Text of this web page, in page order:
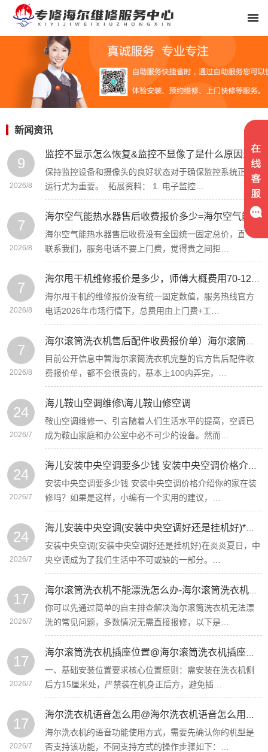
新闻资讯
9
2026/8
监控不显示怎么恢复&监控不显像了是什么原因造成的？
保持监控设备和摄像头的良好状态对于确保监控系统正常
运行尤为重要。. 拓展资料： 1. 电子监控…
7
2026/8
海尔空气能热水器售后收费报价多少=海尔空气能热水器售后维修电话多少最新收费标准
海尔空气能热水器售后收费没有全国统一固定总价，直接
联系我们，服务电话不要上门费，觉得贵之间拒…
7
2026/8
海尔甩干机的维修报价没有统一固定数值，服务热线官方
电话2026年市场行情下，总费用由‌上门费+工…
7
2026/8
目前公开信息中暂海尔滚筒洗衣机完整的官方售后配件收
费报价单，都不会很贵的，基本上100内弄完，…
24
2026/7
海儿鞍山空调维修\海儿鞍山修空调
鞍山空调维修一、引言随着人们生活水平的提高，空调已
成为鞍山家庭和办公室中必不可少的设备。然而…
24
2026/7
安装中央空调要多少钱 安装中央空调价格介绍你的家在装
修吗？如果是这样，小编有一个实用的建议，…
24
2026/7
安装中央空调(安装中央空调好还是挂机好)在炎炎夏日，中
央空调成为了我们生活中不可或缺的一部分。…
17
2026/7
你可以先通过简单的自主排查解决海尔滚筒洗衣机无法漂
洗的常见问题，多数情况无需直接报修，以下是…
17
2026/7
一、基础安装位置要求核心位置原则‌：需安装在洗衣机侧
后方15厘米处，严禁装在机身正后方，避免插…
17
2026/7
海尔洗衣机的语音功能使用方式，需要先确认你的机型是
否支持该功能，不同支持方式的操作步骤如下：…